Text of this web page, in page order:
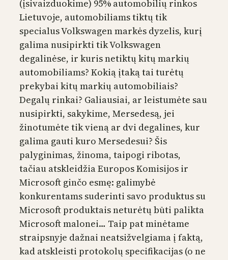
(įsivaizduokime) 95% automobilių rinkos
Lietuvoje, automobiliams tiktų tik
specialus Volkswagen markės dyzelis, kurį
galima nusipirkti tik Volkswagen
degalinėse, ir kuris netiktų kitų markių
automobiliams? Kokią įtaką tai turėtų
prekybai kitų markių automobiliais?
Degalų rinkai? Galiausiai, ar leistumėte sau
nusipirkti, sakykime, Mersedesą, jei
žinotumėte tik vieną ar dvi degalines, kur
galima gauti kuro Mersedesui? Šis
palyginimas, žinoma, taipogi ribotas,
tačiau atskleidžia Europos Komisijos ir
Microsoft ginčo esmę: galimybė
konkurentams suderinti savo produktus su
Microsoft produktais neturėtų būti palikta
Microsoft malonei… Taip pat minėtame
straipsnyje dažnai neatsižvelgiama į faktą,
kad atskleisti protokolų specifikacijas (o ne